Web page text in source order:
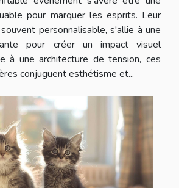
pour marquer les esprits. Leur
personnalisable, s'allie à une
pour créer un impact visuel
à une architecture de tension, ces
conjuguent esthétisme et...